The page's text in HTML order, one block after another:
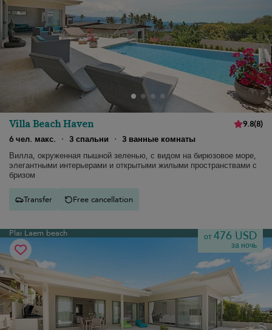
Villa Beach Haven 9.8(8)
6 чел. макс.
· 3 спальни · 3 ванные комнаты
Вилла, окруженная пышной зеленью, с видом на бирюзовое море,
элегантными интерьерами и открытыми жилыми пространствами с
бризом
Transfer Free cancellation
Plai Laem beach от476 USD
за ночь